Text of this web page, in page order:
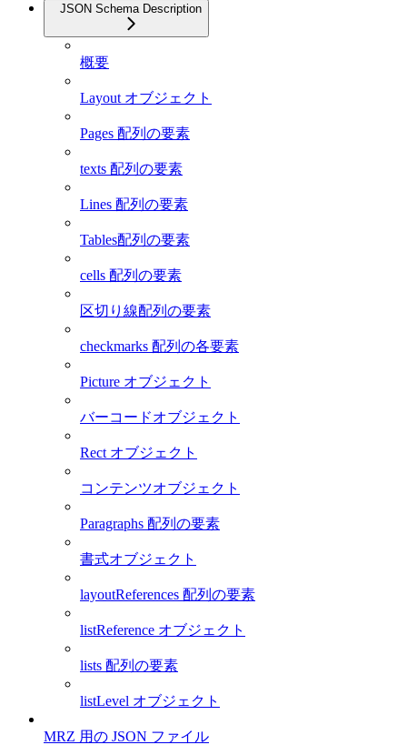
JSON Schema Description
概要
Layout オブジェクト
Pages 配列の要素
texts 配列の要素
Lines 配列の要素
Tables配列の要素
cells 配列の要素
区切り線配列の要素
checkmarks 配列の各要素
Picture オブジェクト
バーコードオブジェクト
Rect オブジェクト
コンテンツオブジェクト
Paragraphs 配列の要素
書式オブジェクト
layoutReferences 配列の要素
listReference オブジェクト
lists 配列の要素
listLevel オブジェクト
MRZ 用の JSON ファイル